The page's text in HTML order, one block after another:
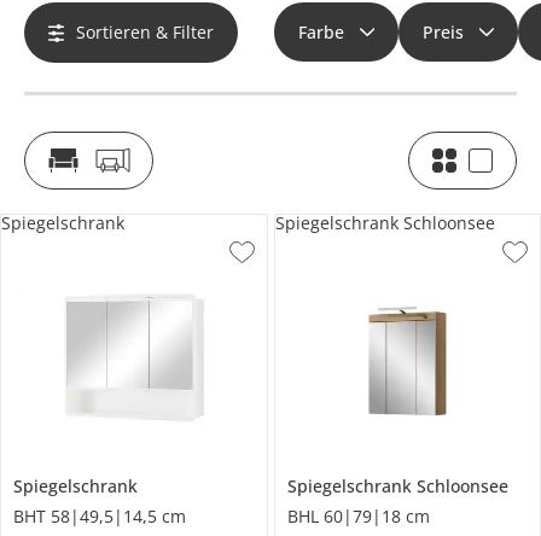
Sortieren & Filter Farbe Preis
Spiegelschrank
BHT 58|49,5|14,5 cm
Spiegelschrank
Spiegelschrank Schloonsee
BHL 60|79|18 cm
Spiegelschrank Schloonsee